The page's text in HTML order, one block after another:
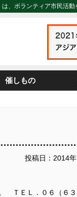
、ボランティア市民活
催しもの
投稿日：2014
ＴＥＬ．０６（６３